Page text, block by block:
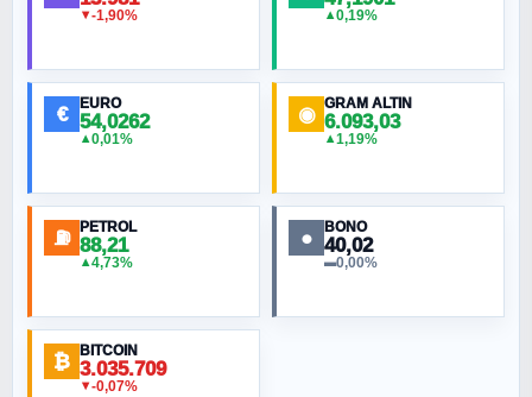
MURAT ÖZKAN
NURETTIN BÖLÜK
ORHAN KILIÇOĞLU
Fahişeye beyinli bir müstevli alçağına
▼-1,90% ▲0,19%
€ EURO
54,0262
▲0,01%
◉ GRAM ALTIN
6.093,03
▲1,19%
⛽ PETROL
88,21
▲4,73%
● BONO
40,02
▬0,00%
₿ BITCOIN
3.035.709
▼-0,07%